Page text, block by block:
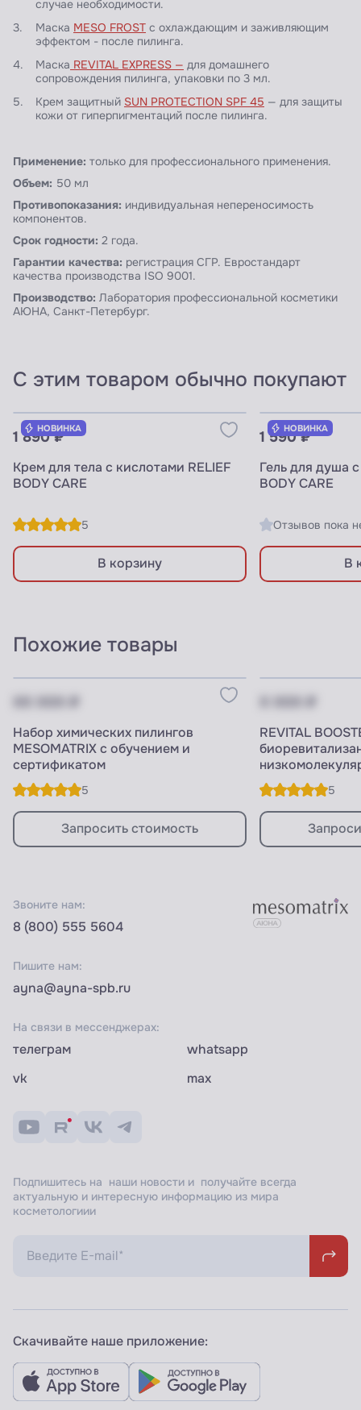
случае необходимости.
Маска MESO FROST с охлаждающим и заживляющим
эффектом - после пилинга.
Маска REVITAL EXPRESS — для домашнего
сопровождения пилинга, упаковки по 3 мл.
Крем защитный SUN PROTECTION SPF 45 — для защиты
кожи от гиперпигментаций после пилинга.
Применение: только для профессионального применения.
Объем: 50 мл
Противопоказания: индивидуальная непереносимость
компонентов.
Срок годности: 2 года.
Гарантии качества: регистрация СГР. Евростандарт
качества производства ISO 9001.
Производство: Лаборатория профессиональной косметики
АЮНА, Санкт-Петербург.
С этим товаром обычно покупают
НОВИНКА
1 890 ₽
Крем для тела с кислотами RELIEF
BODY CARE
5
В корзину
НОВИНКА
1 590 ₽
Гель для душа
BODY CARE
Отзывов пока
В
Похожие товары
Набор химических пилингов
MESOMATRIX с обучением и
сертификатом
5
Запросить стоимость
REVITAL
кислотой, 50
5
Звоните нам:
8 (800) 555 5604
Пишите нам:
ayna@ayna-spb.ru
На связи в мессенджерах:
телеграм
whatsapp
vk
max
Подпишитесь на наши новости и получайте всегда
актуальную и интересную информацию из мира
косметологиии
Скачивайте наше приложение: